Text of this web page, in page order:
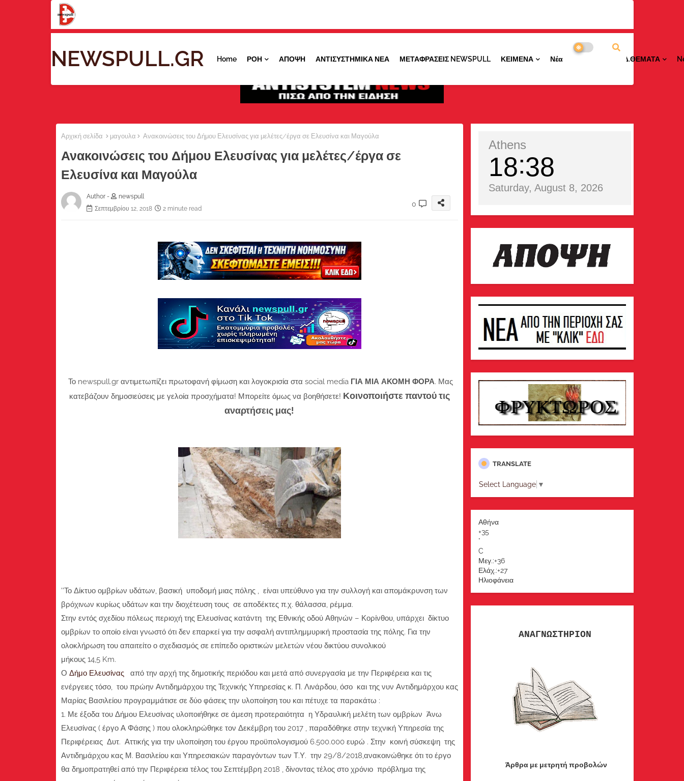
NEWSPULL.GR Home ΡΟΗ ΑΠΟΨΗ ΑΝΤΙΣΥΣΤΗΜΙΚΑ ΝΕΑ ΜΕΤΑΦΡΑΣΕΙΣ NEWSPULL ΚΕΙΜΕΝΑ ΝέαΠΕΡΙΟΧΩΝ ΕΙΔ.ΘΕΜΑΤΑ
Αρχική σελίδα μαγουλα Ανακοινώσεις του Δήμου Ελευσίνας για μελέτες/έργα σε Ελευσίνα και Μαγούλα
Ανακοινώσεις του Δήμου Ελευσίνας για μελέτες/έργα σε
Ελευσίνα και Μαγούλα
Author -
newspull
Σεπτεμβρίου 12, 2018
2 minute read
0
Το newspull.gr αντιμετωπίζει πρωτοφανή φίμωση και λογοκρισία στα social media ΓΙΑ ΜΙΑ ΑΚΟΜΗ ΦΟΡΑ. Μας
κατεβάζουν δημοσιεύσεις με γελοία προσχήματα! Μπορείτε όμως να βοηθήσετε! Κοινοποιήστε παντού τις
αναρτήσεις μας!
''Το Δίκτυο ομβρίων υδάτων, βασική υποδομή μιας πόλης , είναι υπεύθυνο για την συλλογή και απομάκρυνση των
βρόχινων κυρίως υδάτων και την διοχέτευση τους σε αποδέκτες π.χ. θάλασσα, ρέμμα.
Στην εντός σχεδίου πόλεως περιοχή της Ελευσίνας κατάντη της Εθνικής οδού Αθηνών – Κορίνθου, υπάρχει δίκτυο
ομβρίων το οποίο είναι γνωστό ότι δεν επαρκεί για την ασφαλή αντιπλημμυρική προστασία της πόλης. Για την
ολοκλήρωση του απαιτείτο ο σχεδιασμός σε επίπεδο οριστικών μελετών νέου δικτύου συνολικού
μήκους 14,5 Km.
Ο Δήμο Ελευσίνας
από την αρχή της δημοτικής περιόδου και μετά από συνεργασία με την Περιφέρεια και τις
ενέργειες τόσο, του πρώην Αντιδημάρχου της Τεχνικής Υπηρεσίας κ. Π. Λινάρδου, όσο και της νυν Αντιδημάρχου κας
Μαρίας Βασιλείου προγραμμάτισε σε δύο φάσεις την υλοποίηση του και πέτυχε τα παρακάτω :
1. Με έξοδα του Δήμου Ελευσίνας υλοποιήθηκε σε άμεση προτεραιότητα η Υδραυλική μελέτη των ομβρίων Άνω
Ελευσίνας ( έργο Α Φάσης ) που ολοκληρώθηκε τον Δεκέμβρη του 2017 , παραδόθηκε στην τεχνική Υπηρεσία της
Περιφέρειας Δυτ. Αττικής για την υλοποίηση του έργου προϋπολογισμού 6.500.000 ευρώ . Στην κοινή σύσκεψη της
Αντιδημάρχου κας Μ. Βασιλείου και Υπηρεσιακών παραγόντων των Τ.Υ. την 29/8/2018,ανακοινώθηκε ότι το έργο
θα δημοπρατηθεί από την Περιφέρεια τέλος του Σεπτέμβρη 2018 , δίνοντας τέλος στο χρόνιο πρόβλημα της
Athens
18 38
Saturday, August 8, 2026
TRANSLATE
Select Language ▼
Αθήνα
+35
°
C
Μεγ.:+36
Ελάχ.:+27
Ηλιοφάνεια
ΑΝΑΓΝΩΣΤΗΡΙΟΝ
Άρθρα με μετρητή προβολών
λαμβάνετε ειδοποιήσεις για σημαντικά θέματά